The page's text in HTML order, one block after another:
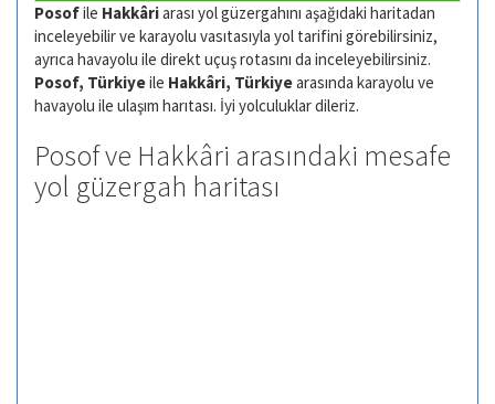
Posofile Hakkâriarası yol güzergahını aşağıdaki haritadan
inceleyebilir ve karayolu vasıtasıyla yol tarifini görebilirsiniz,
ayrıca havayolu ile direkt uçuş rotasını da inceleyebilirsiniz.
Posof, Türkiyeile Hakkâri, Türkiyearasında karayolu ve
havayolu ile ulaşım harıtası. İyi yolculuklar dileriz.
Posof ve Hakkâri arasındaki mesafe
yol güzergah haritası